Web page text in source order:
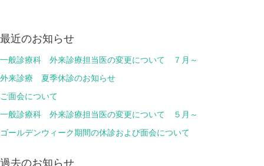
最近のお知らせ
一般診療科 外来診療担当医の変更について ７月～
外来診療 夏季休診のお知らせ
ご面会について
一般診療科 外来診療担当医の変更について ５月～
ゴールデンウィーク期間の休診および面会について
過去のお知らせ